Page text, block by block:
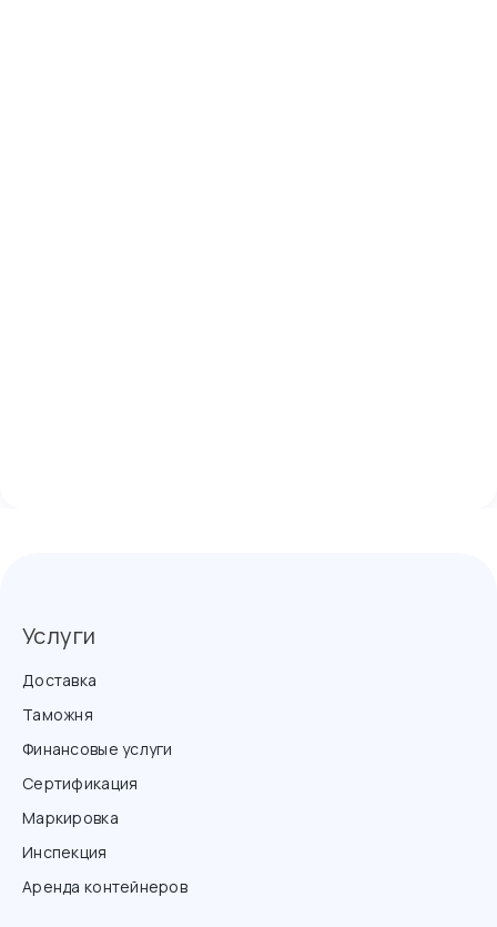
Услуги
Доставка
Таможня
Финансовые услуги
Сертификация
Маркировка
Инспекция
Аренда контейнеров